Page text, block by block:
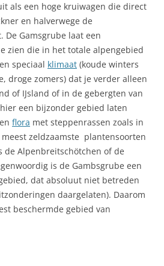
als een hoge kruiwagen die direct
en halverwege de
De Gamsgrube laat een
zien die in het totale alpengebied
speciaal klimaat (koude winters
droge zomers) dat je verder alleen
of IJsland of in de gebergten van
een bijzonder gebied laten
flora met steppenrassen zoals in
zeldzaamste plantensoorten
de Alpenbreitschötchen of de
is de Gambsgrube een
dat absoluut niet betreden
daargelaten). Daarom
beschermde gebied van